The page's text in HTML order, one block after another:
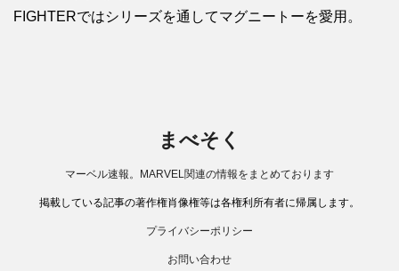
FIGHTERではシリーズを通してマグニートーを愛用。
まべそく
マーベル速報。MARVEL関連の情報をまとめております
掲載している記事の著作権肖像権等は各権利所有者に帰属します。
プライバシーポリシー
お問い合わせ